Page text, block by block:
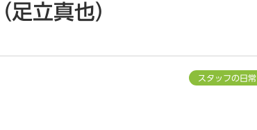
立真也）
スタッフの日常